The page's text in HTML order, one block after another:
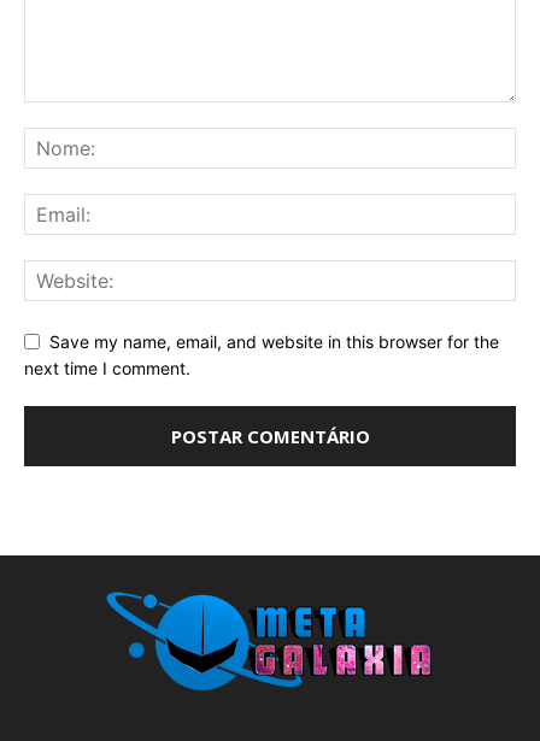
Save my name, email, and website in this browser for the
next time I comment.